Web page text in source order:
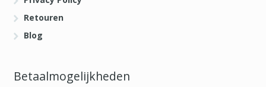
Retouren
Blog
Betaalmogelijkheden